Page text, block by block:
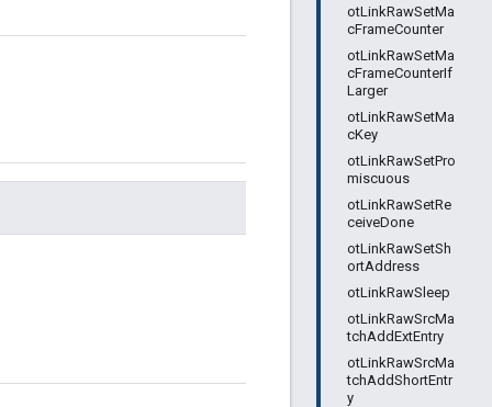
otLinkRawSetMa
cFrameCounter
otLinkRawSetMa
cFrameCounterIf
Larger
otLinkRawSetMa
cKey
otLinkRawSetPro
miscuous
otLinkRawSetRe
ceiveDone
otLinkRawSetSh
ortAddress
otLinkRawSleep
otLinkRawSrcMa
tchAddExtEntry
otLinkRawSrcMa
tchAddShortEntr
y